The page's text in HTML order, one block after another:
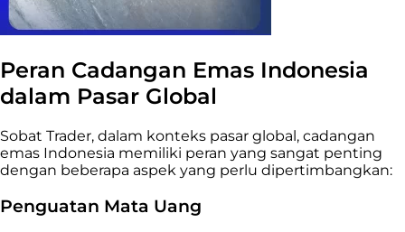
Peran Cadangan Emas Indonesia
dalam Pasar Global
Sobat Trader, dalam konteks pasar global, cadangan
emas Indonesia memiliki peran yang sangat penting
dengan beberapa aspek yang perlu dipertimbangkan:
Penguatan Mata Uang